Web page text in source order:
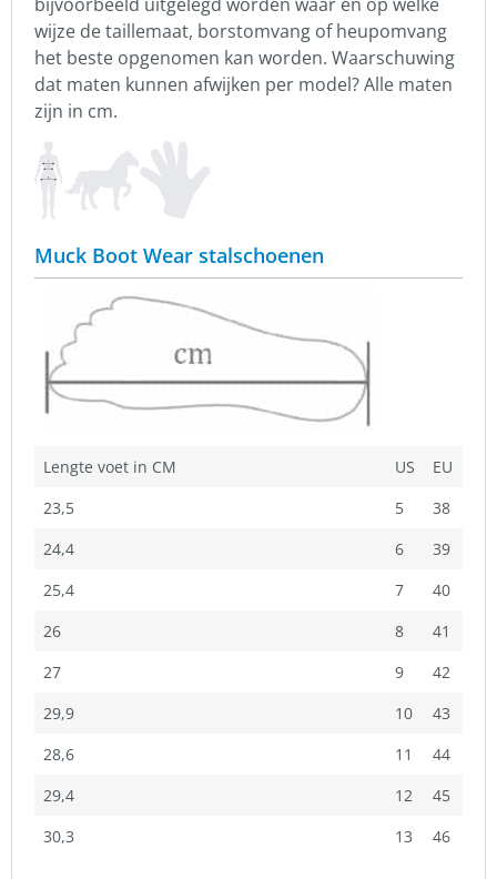
bijvoorbeeld uitgelegd worden waar en op welke
wijze de taillemaat, borstomvang of heupomvang
het beste opgenomen kan worden. Waarschuwing
dat maten kunnen afwijken per model? Alle maten
zijn in cm.
Muck Boot Wear stalschoenen
Lengte voet in CM US
EU
23,5
5
38
24,4
6
39
25,4
7
40
26
8
41
27
9
42
29,9
10
43
28,6
11
44
29,4
12
45
30,3
13 46